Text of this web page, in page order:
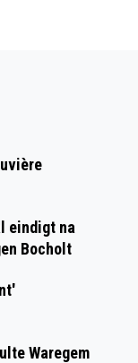
eindigt na
Bocholt
Waregem